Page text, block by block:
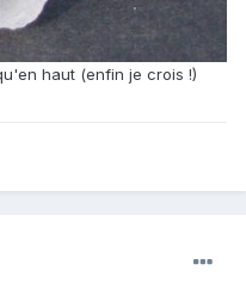
haut (enfin je crois !)